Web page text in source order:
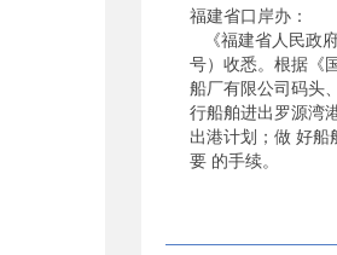
福建省口岸办：
《福建省人民政
号）收悉。根据《
船厂有限公司码头
行船舶进出罗源湾
出港计划；做 好
要 的手续。